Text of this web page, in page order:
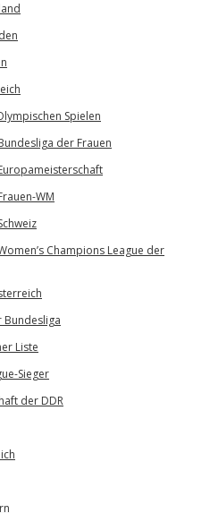
Spielen
der Frauen
WM
Champions League der
Bundesliga
Liste
Sieger
der DDR